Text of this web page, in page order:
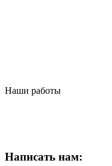
Наши работы
Написать нам: